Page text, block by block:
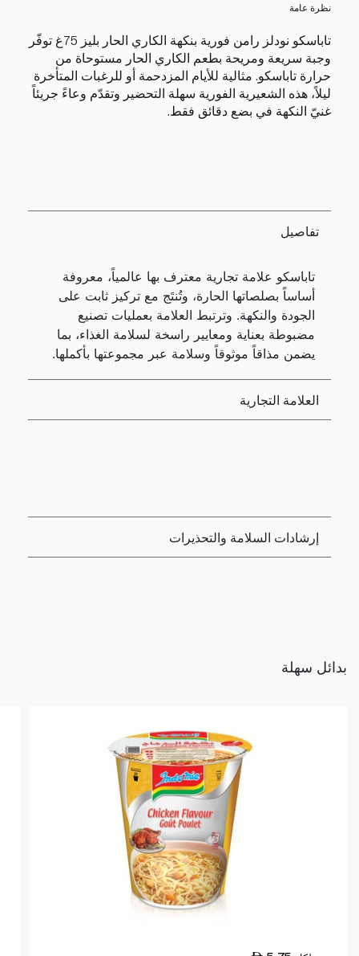
نظرة عامة
تاباسكو نودلز رامن فورية بنكهة الكاري الحار بليز 75غ توفّر
وجبة سريعة ومريحة بطعم الكاري الحار مستوحاة من
حرارة تاباسكو. مثالية للأيام المزدحمة أو للرغبات المتأخرة
ليلاً، هذه الشعيرية الفورية سهلة التحضير وتقدّم وعاءً جريئاً
غنيّ النكهة في بضع دقائق فقط.
تفاصيل
تاباسكو علامة تجارية معترف بها عالمياً، معروفة
أساساً بصلصاتها الحارة، وتُنتَج مع تركيز ثابت على
الجودة والنكهة. وترتبط العلامة بعمليات تصنيع
مضبوطة بعناية ومعايير راسخة لسلامة الغذاء، بما
يضمن مذاقاً موثوقاً وسلامة عبر مجموعتها بأكملها.
العلامة التجارية
إرشادات السلامة والتحذيرات
بدائل سهلة